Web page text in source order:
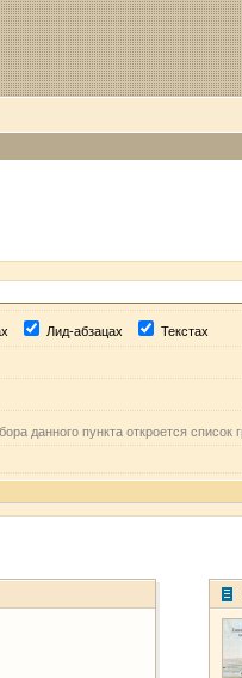
Лид-абзацах Текстах
данного пункта откроется список